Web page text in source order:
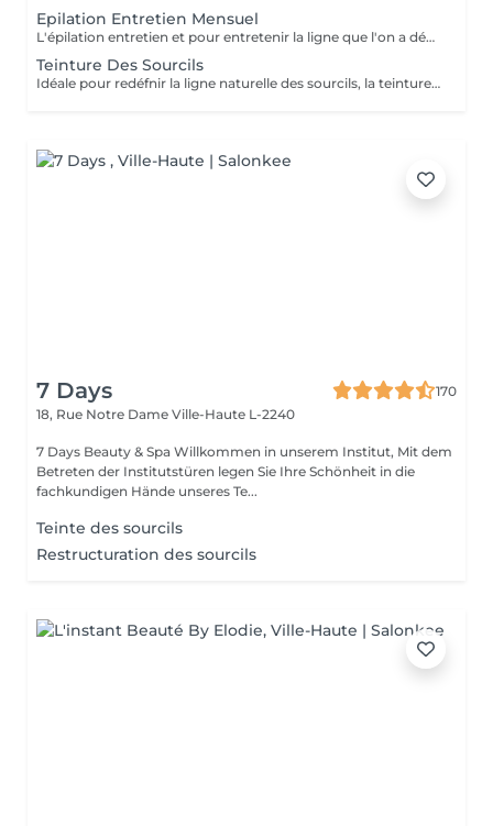
Epilation Entretien Mensuel
L'épilation entretien et pour entretenir la ligne que l'on a définie lors de la restructuration dans nôtres shop Wink. Il est impératif de venir avant les 8 semaines; sans cela une restructuration sera nécessaire.
Teinture Des Sourcils
Idéale pour redéfnir la ligne naturelle des sourcils, la teinture permet d'intensifier et sublimer le regard. Parfois clairemés, en manque de densité ou simplement endommagés par de trop régulières épilations, les sourcils peuvent avoir d'être travaillés pour intensifier la teinte du poil ou masquer les sourcils blancsou grisonnants.
7 Days
170
18, Rue Notre Dame Ville-Haute L-2240
7 Days Beauty & Spa Willkommen in unserem Institut, Mit dem
Betreten der Institutstüren legen Sie Ihre Schönheit in die
fachkundigen Hände unseres Te...
Teinte des sourcils
Restructuration des sourcils